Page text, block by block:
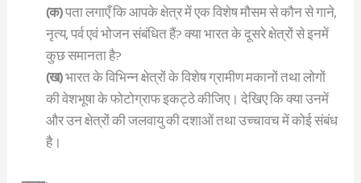
(क)पता लगाएँ कि आपके क्षेत्र में एक विशेष मौसम से कौन से गाने,
नृत्य, पर्व एवं भोजन संबंधित हैं? क्या भारत के दूसरे क्षेत्रों से इनमें
कुछ समानता है?
(ख)भारत के विभिन्न क्षेत्रों के विशेष ग्रामीण मकानों तथा लोगों
की वेशभूषा के फोटोग्राफ इकट्ठे कीजिए। देखिए कि क्या उनमें
और उन क्षेत्रों की जलवायु की दशाओं तथा उच्चावच में कोई संबंध
है।